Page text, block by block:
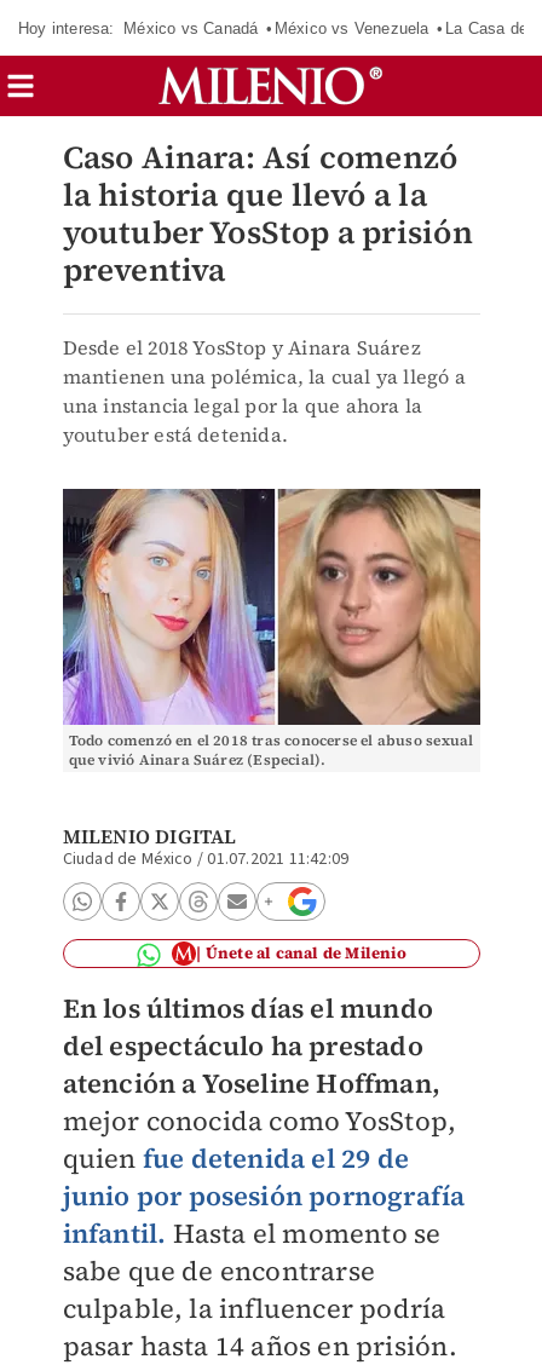
Hoy interesa: México vs Canadá México vs Venezuela La Casa de
Caso Ainara: Así comenzó
la historia que llevó a la
youtuber YosStop a prisión
preventiva
Desde el 2018 YosStop y Ainara Suárez
mantienen una polémica, la cual ya llegó a
una instancia legal por la que ahora la
youtuber está detenida.
Todo comenzó en el 2018 tras conocerse el abuso sexual
que vivió Ainara Suárez (Especial).
MILENIO DIGITAL
Ciudad de México /01.07.2021 11:42:09
Únete al canal de Milenio
En los últimos días el mundo
del espectáculo ha prestado
atención a Yoseline Hoffman,
mejor conocida como YosStop,
quien fue detenida el 29 de
junio por posesión pornografía
infantil. Hasta el momento se
sabe que de encontrarse
culpable, la influencer podría
pasar hasta 14 años en prisión.